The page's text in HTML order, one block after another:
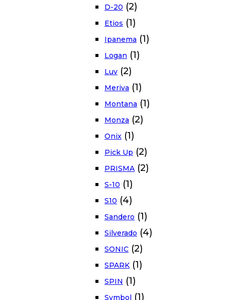
D-20 (2)
Etios (1)
Ipanema (1)
Logan (1)
Luv (2)
Meriva (1)
Montana (1)
Monza (2)
Onix (1)
Pick Up (2)
PRISMA (2)
S-10 (1)
S10 (4)
Sandero (1)
Silverado (4)
SONIC (2)
SPARK (1)
SPIN (1)
Symbol (1)